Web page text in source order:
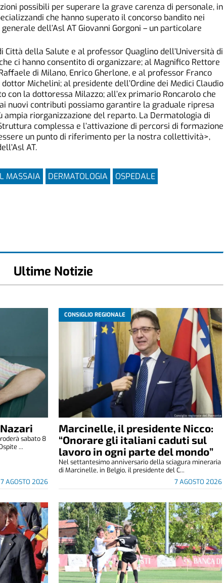
possibili per superare la grave carenza di personale, in
che hanno superato il concorso bandito nei
dell’Asl AT Giovanni Gorgoni – un particolare
Città della Salute e al professor Quaglino dell’Università di
ci hanno consentito di organizzare; al Magnifico Rettore
di Milano, Enrico Gherlone, e al professor Franco
Michelini; al presidente dell’Ordine dei Medici Claudio
con la dottoressa Milazzo; all’ex primario Roncarolo che
nuovi contributi possiamo garantire la graduale ripresa
riorganizzazione del reparto. La Dermatologia di
complessa e l’attivazione di percorsi di formazione
un punto di riferimento per la nostra collettività>,
AT.
MASSAIA DERMATOLOGIA
OSPEDALE
Ultime Notizie
7 AGOSTO 2026
sabato 8
...
CONSIGLIO REGIONALE
Marcinelle, il presidente Nicco:
“Onorare gli italiani caduti sul
lavoro in ogni parte del mondo”
7 AGOSTO 2026
Nel settantesimo anniversario della sciagura mineraria
di Marcinelle, in Belgio, il presidente del C...